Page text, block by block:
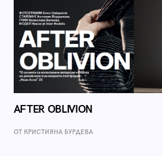
AFTER OBLIVION
ОТ КРИСТИЯНА БУРДЕВА